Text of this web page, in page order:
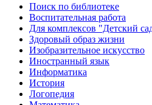
Поиск по библиотеке
Воспитательная работа
Для комплексов "Детский
Здоровый образ жизни
Изобразительное искусство
Иностранный язык
Информатика
История
Логопедия